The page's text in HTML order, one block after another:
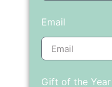
Email
Gift of the Year